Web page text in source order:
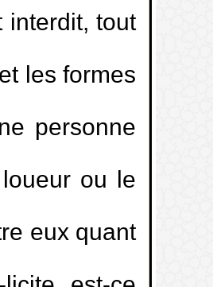
tout
les formes
personne
ou le
eux quant